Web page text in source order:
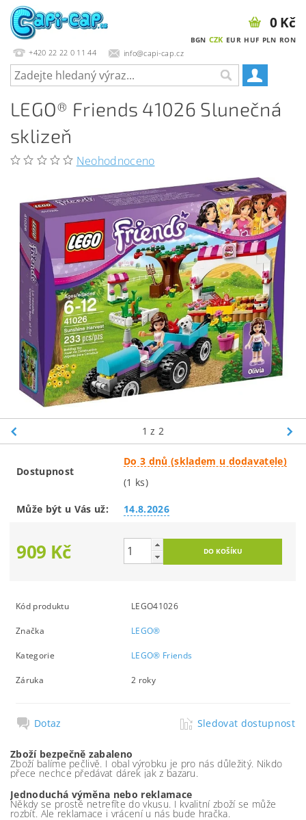
+420 22 22 0 11 44 info@capi-cap.cz
BGN CZK EUR HUF PLN RON
0 Kč
LEGO® Friends 41026 Slunečná
sklizeň
Neohodnoceno
1 z 2
Dostupnost
Do 3 dnů (skladem u dodavatele)
(1 ks)
Může být u Vás už: 14.8.2026
909 Kč
Kód produktu LEGO41026
Značka LEGO®
Kategorie LEGO® Friends
Záruka 2 roky
Dotaz Sledovat dostupnost
Zboží bezpečně zabaleno
Zboží balíme pečlivě. I obal výrobku je pro nás důležitý. Nikdo
přece nechce předávat dárek jak z bazaru.
Jednoduchá výměna nebo reklamace
Někdy se prostě netrefíte do vkusu. I kvalitní zboží se může
rozbít. Ale reklamace i vrácení u nás bude hračka.